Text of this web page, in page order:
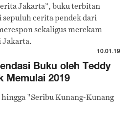
Jakarta”, buku terbitan
sepuluh cerita pendek dari
sekaligus merekam
10.01.19
Buku oleh Teddy
Memulai 2019
"Seribu Kunang-Kunang